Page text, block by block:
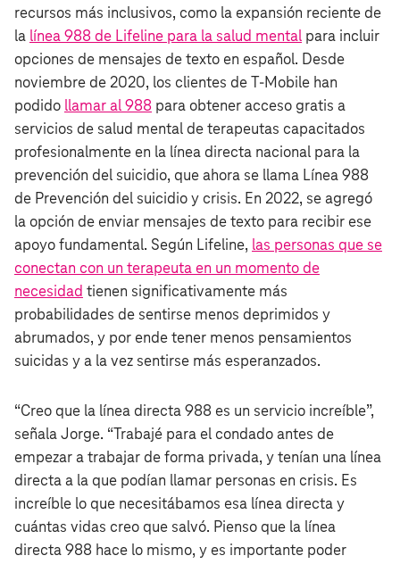
recursos más inclusivos, como la expansión reciente de
la línea 988 de Lifeline para la salud mental para incluir
opciones de mensajes de texto en español. Desde
noviembre de 2020, los clientes de T‑Mobile han
podido llamar al 988 para obtener acceso gratis a
servicios de salud mental de terapeutas capacitados
profesionalmente en la línea directa nacional para la
prevención del suicidio, que ahora se llama Línea 988
de Prevención del suicidio y crisis. En 2022, se agregó
la opción de enviar mensajes de texto para recibir ese
apoyo fundamental. Según Lifeline, las personas que se
conectan con un terapeuta en un momento de
necesidad tienen significativamente más
probabilidades de sentirse menos deprimidos y
abrumados, y por ende tener menos pensamientos
suicidas y a la vez sentirse más esperanzados.
“Creo que la línea directa 988 es un servicio increíble”,
señala Jorge. “Trabajé para el condado antes de
empezar a trabajar de forma privada, y tenían una línea
directa a la que podían llamar personas en crisis. Es
increíble lo que necesitábamos esa línea directa y
cuántas vidas creo que salvó. Pienso que la línea
directa 988 hace lo mismo, y es importante poder